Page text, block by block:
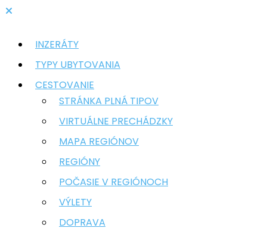
INZERÁTY
TYPY UBYTOVANIA
CESTOVANIE
STRÁNKA PLNÁ TIPOV
VIRTUÁLNE PRECHÁDZKY
MAPA REGIÓNOV
REGIÓNY
POČASIE V REGIÓNOCH
VÝLETY
DOPRAVA